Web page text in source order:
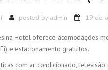
posted by admin 19 de
Hotel oferece acomodações
e estacionamento gratuitos.
com ar condicionado, televisão